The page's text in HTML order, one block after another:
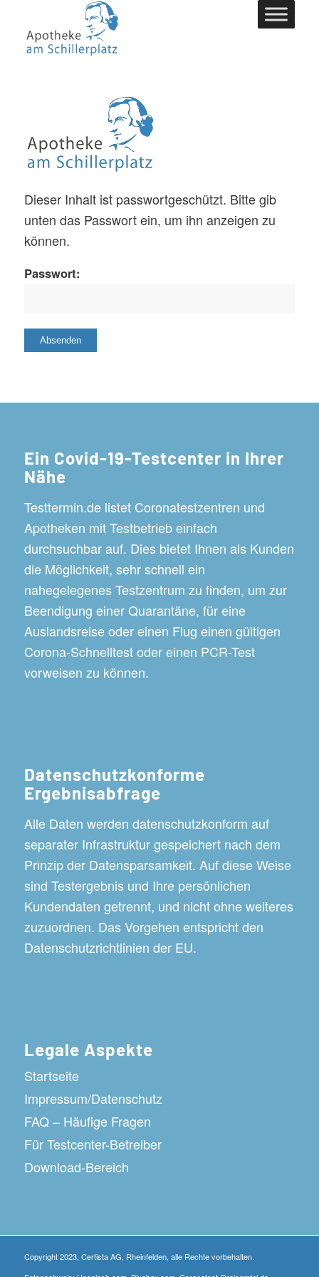
Dieser Inhalt ist passwortgeschützt. Bitte gib
unten das Passwort ein, um ihn anzeigen zu
können.
Passwort:
Ein Covid-19-Testcenter in Ihrer
Nähe
Testtermin.de listet Coronatestzentren und
Apotheken mit Testbetrieb einfach
durchsuchbar auf. Dies bietet Ihnen als Kunden
die Möglichkeit, sehr schnell ein
nahegelegenes Testzentrum zu finden, um zur
Beendigung einer Quarantäne, für eine
Auslandsreise oder einen Flug einen gültigen
Corona-Schnelltest oder einen PCR-Test
vorweisen zu können.
Datenschutzkonforme
Ergebnisabfrage
Alle Daten werden datenschutzkonform auf
separater Infrastruktur gespeichert nach dem
Prinzip der Datensparsamkeit. Auf diese Weise
sind Testergebnis und Ihre persönlichen
Kundendaten getrennt, und nicht ohne weiteres
zuzuordnen. Das Vorgehen entspricht den
Datenschutzrichtlinien der EU.
Legale Aspekte
Startseite
Impressum/Datenschutz
FAQ – Häufige Fragen
Für Testcenter-Betreiber
Download-Bereich
Copyright 2023, Certista AG, Rheinfelden, alle Rechte vorbehalten.